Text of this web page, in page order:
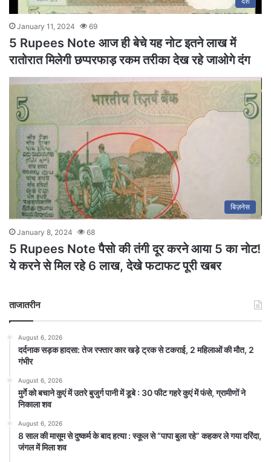
January 11, 2024 69
5 Rupees Note आज ही बेचे यह नोट इतने लाख में
रातोरात मिलेगी छप्परफाड़ रकम तरीका देख रहे जाओगे दंग
बिज़नेस
January 8, 2024 68
5 Rupees Note पैसो की तंगी दूर करने आया 5 का नोट!
ये करने से मिल रहे 6 लाख, देखे फटाफट पूरी खबर
ताजातरीन
August 6, 2026
दर्दनाक सड़क हादसा: तेज रफ्तार कार खड़े ट्रक से टकराई, 2 महिलाओं की मौत, 2
गंभीर
August 6, 2026
मुर्गे को बचाने कुएं में उतरे बुजुर्ग पानी में डूबे : 30 फीट गहरे कुएं में फंसे, ग्रामीणों ने
निकाला शव
August 6, 2026
8 साल की मासूम से दुष्कर्म के बाद हत्या : स्कूल से “पापा बुला रहे” कहकर ले गया दरिंदा,
जंगल में मिला शव